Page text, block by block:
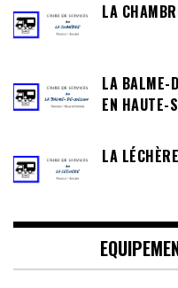
LA
LA BALME-
EN HAUTE-
LA